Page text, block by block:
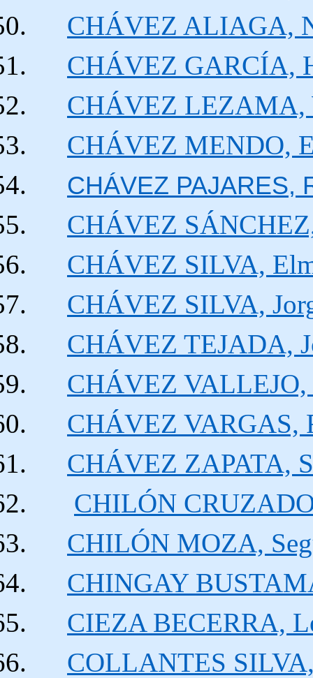
CHÁVEZ ALIAGA,
CHÁVEZ GARCÍA,
CHÁVEZ LEZAMA,
CHÁVEZ MENDO,
CHÁVEZ PAJARES,
CHÁVEZ
CHÁVEZ SILVA,
CHÁVEZ SILVA,
CHÁVEZ TEJADA,
CHÁVEZ VALLEJO,
CHÁVEZ VARGAS,
CHÁVEZ ZAPATA,
CHILÓN
CHILÓN MOZA,
CHINGAY
CIEZA BECERRA,
COLLANTES